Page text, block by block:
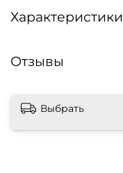
Характеристики
Отзывы
Выбрать